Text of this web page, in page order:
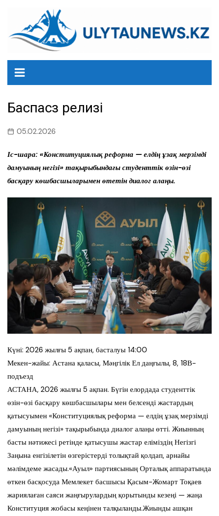
содержанию
Баспасөз релизі
05.02.2026
Іс-шара: «Конституциялық реформа — елдің ұзақ мерзімді
дамуының негізі» тақырыбындағы студенттік өзін-өзі
басқару көшбасшыларымен өтетін диалог алаңы.
Күні: 2026 жылғы 5 ақпан, басталуы 14:00
Мекен-жайы: Астана қаласы, Мәңгілік Ел даңғылы, 8, 18В-
подъезд
АСТАНА, 2026 жылғы 5 ақпан. Бүгін елордада студенттік
өзін-өзі басқару көшбасшылары мен белсенді жастардың
қатысуымен «Конституциялық реформа — елдің ұзақ мерзімді
дамуының негізі» тақырыбында диалог алаңы өтті. Жиынның
басты нәтижесі ретінде қатысушы жастар еліміздің Негізгі
Заңына енгізілетін өзгерістерді толықтай қолдап, арнайы
мәлімдеме жасады.​​​​«Ауыл» партиясының Орталық аппаратында
өткен басқосуда Мемлекет басшысы Қасым-Жомарт Тоқаев
жариялаған саяси жаңғырулардың қорытынды кезеңі — жаңа
Конституция жобасы кеңінен талқыланды.​​​​​​​​​​Жиынды ашқан